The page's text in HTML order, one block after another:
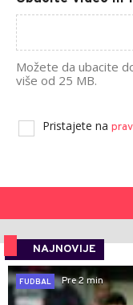
Možete da ubacite
više od 25 MB.
Pristajete na
NAJNOVIJE
FUDBAL
Pre 2 min